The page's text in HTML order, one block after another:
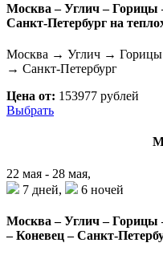
Москва – Углич –
Санкт-Петербург на
Москва → Углич →
→ Санкт-Петербург
Цена от: 153977 рублей
Выбрать
22 мая - 28 мая,
7 дней,
6 ночей
Москва – Углич –
– Коневец – Санкт-